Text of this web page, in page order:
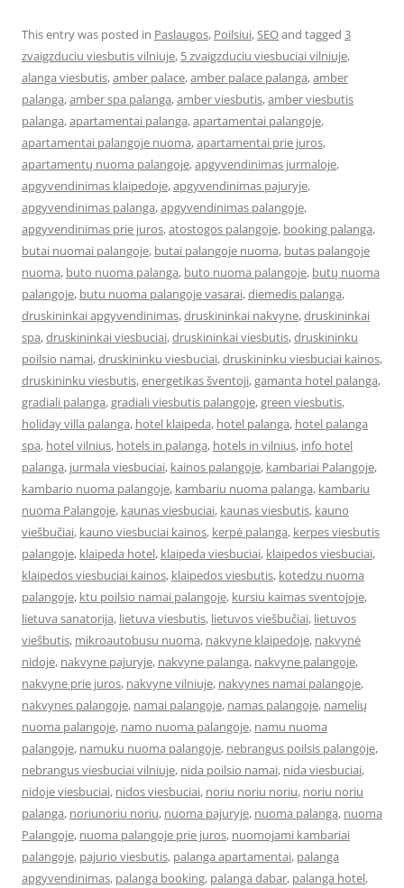
This entry was posted in Paslaugos, Poilsiui,SEOand tagged 3
zvaigzduciu viesbutis vilniuje, 5 zvaigzduciu viesbuciai vilniuje,
alanga viesbutis,amber palace,amber palace palanga,amber
palanga,amber spa palanga,amber viesbutis,amber viesbutis
palanga,apartamentai palanga,apartamentai palangoje,
apartamentai palangoje nuoma,apartamentai prie juros,
apartamentų nuoma palangoje,apgyvendinimas jurmaloje,
apgyvendinimas klaipedoje,apgyvendinimas pajuryje,
apgyvendinimas palanga,apgyvendinimas palangoje,
apgyvendinimas prie juros,atostogos palangoje, booking palanga,
butai nuomai palangoje, butai palangoje nuoma, butas palangoje
nuoma, buto nuoma palanga, buto nuoma palangoje, butų nuoma
palangoje, butu nuoma palangoje vasarai,diemedis palanga,
druskininkai apgyvendinimas,druskininkai nakvyne,druskininkai
spa,druskininkai viesbuciai,druskininkai viesbutis,druskininku
poilsio namai,druskininku viesbuciai,druskininku viesbuciai kainos,
druskininku viesbutis,energetikas šventoji,gamanta hotel palanga,
gradiali palanga,gradiali viesbutis palangoje,green viesbutis,
holiday villa palanga, hotel klaipeda, hotel palanga, hotel palanga
spa, hotel vilnius, hotels in palanga, hotels in vilnius, info hotel
palanga, jurmala viesbuciai, kainos palangoje, kambariai Palangoje,
kambario nuoma palangoje, kambariu nuoma palanga, kambariu
nuoma Palangoje, kaunas viesbuciai, kaunas viesbutis, kauno
viešbučiai, kauno viesbuciai kainos, kerpė palanga, kerpes viesbutis
palangoje, klaipeda hotel, klaipeda viesbuciai, klaipedos viesbuciai,
klaipedos viesbuciai kainos, klaipedos viesbutis, kotedzu nuoma
palangoje, ktu poilsio namai palangoje, kursiu kaimas sventojoje,
lietuva sanatorija, lietuva viesbutis, lietuvos viešbučiai, lietuvos
viešbutis, mikroautobusu nuoma, nakvyne klaipedoje, nakvynė
nidoje, nakvyne pajuryje, nakvyne palanga, nakvyne palangoje,
nakvyne prie juros, nakvyne vilniuje, nakvynes namai palangoje,
nakvynes palangoje, namai palangoje, namas palangoje, namelių
nuoma palangoje, namo nuoma palangoje, namu nuoma
palangoje, namuku nuoma palangoje, nebrangus poilsis palangoje,
nebrangus viesbuciai vilniuje, nida poilsio namai, nida viesbuciai,
nidoje viesbuciai, nidos viesbuciai, noriu noriu noriu, noriu noriu
palanga, noriunoriu noriu, nuoma pajuryje, nuoma palanga, nuoma
Palangoje, nuoma palangoje prie juros, nuomojami kambariai
palangoje, pajurio viesbutis, palanga apartamentai, palanga
apgyvendinimas, palanga booking, palanga dabar, palanga hotel,